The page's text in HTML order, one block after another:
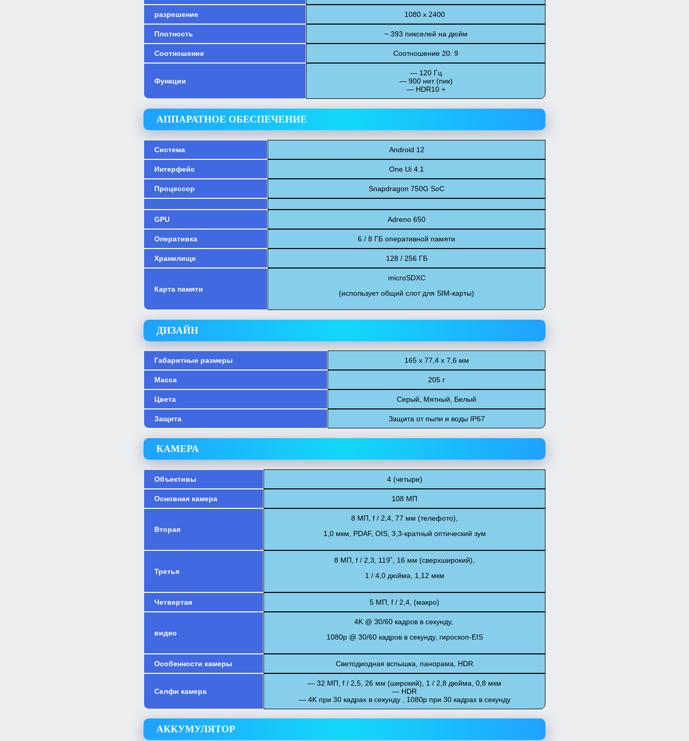
разрешение 1080 x 2400
Плотность ~ 393 пикселей на дюйм
Соотношение Соотношение 20: 9
Функции
— 120 Гц
— 900 нит (пик)
— HDR10 +
АППАРАТНОЕ ОБЕСПЕЧЕНИЕ
Система Android 12
Интерфейс One Ui 4.1
Процессор Snapdragon 750G SoC
GPU Adreno 650
Оперативка 6 / 8 ГБ оперативной памяти
Хранилище 128 / 256 ГБ
Карта памяти
microSDXC
(использует общий слот для SIM-карты)
ДИЗАЙН
Габаритные размеры 165 х 77,4 х 7,6 мм
Масса 205 г
Цвета Серый, Мятный, Белый
Защита Защита от пыли и воды IP67
КАМЕРА
Объективы 4 (четыре)
Основная камера 108 МП
Вторая
8 МП, f / 2,4, 77 мм (телефото),
1,0 мкм, PDAF, OIS, 3,3-кратный оптический зум
Третья
8 МП, f / 2,3, 119˚, 16 мм (сверхширокий),
1 / 4,0 дюйма, 1,12 мкм
Четвертая 5 МП, f / 2,4, (макро)
видео
4K @ 30/60 кадров в секунду,
1080p @ 30/60 кадров в секунду, гироскоп-EIS
Особенности камеры Светодиодная вспышка, панорама, HDR
Селфи камера
— 32 МП, f / 2,5, 26 мм (широкий), 1 / 2,8 дюйма, 0,8 мкм
— HDR
— 4K при 30 кадрах в секунду , 1080p при 30 кадрах в секунду
АККУМУЛЯТОР